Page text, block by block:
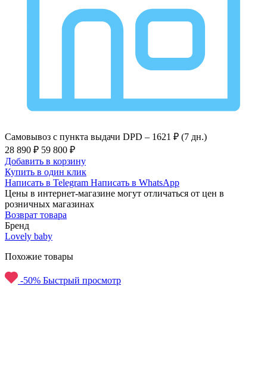
Самовывоз с пункта выдачи DPD – 1621 ₽ (7 дн.)
28 890 ₽ 59 800 ₽
Добавить в корзину
Купить в один клик
Написать в Telegram Написать в WhatsApp
Цены в интернет-магазине могут отличаться от цен в
розничных магазинах
Возврат товара
Бренд
Lovely baby
Похожие товары
-50% Быстрый просмотр